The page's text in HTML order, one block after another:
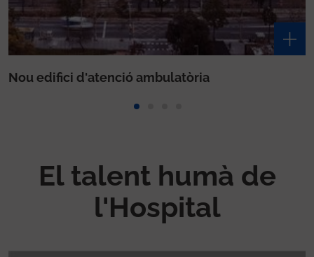
El talent humà de
l'Hospital